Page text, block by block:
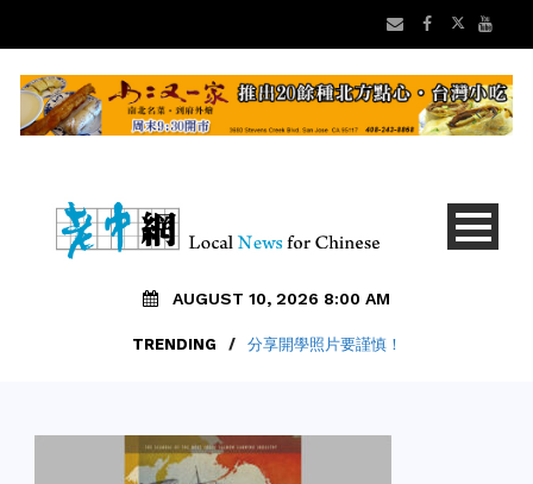
AUGUST 10, 2026 8:00 AM
TRENDING / 分享開學照片要謹慎！